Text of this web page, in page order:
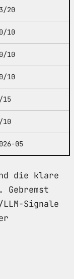
20
10
10
10
15
10
05
die klare
Gebremst
Signale